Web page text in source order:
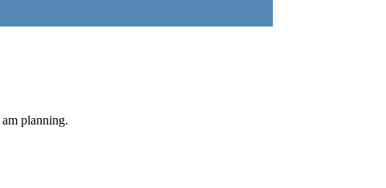
planning.